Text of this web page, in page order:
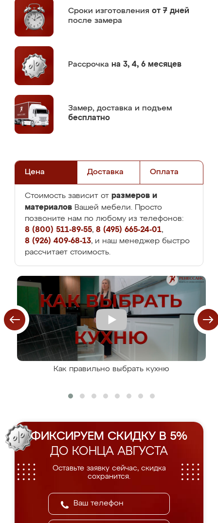
Сроки изготовления от 7 дней
после замера
Рассрочка на 3, 4, 6 месяцев
Замер, доставка и подъем
бесплатно
Цена Доставка Оплата
Стоимость зависит от размеров и
материалов Вашей мебели. Просто
позвоните нам по любому из телефонов:
8 (800) 511-89-55, 8 (495) 665-24-01,
8 (926) 409-68-13, и наш менеджер быстро
рассчитает стоимость.
Как правильно выбрать кухню
ФИКСИРУЕМ СКИДКУ В 5%
ДО КОНЦА АВГУСТА
Оставьте заявку сейчас, скидка
сохранится.